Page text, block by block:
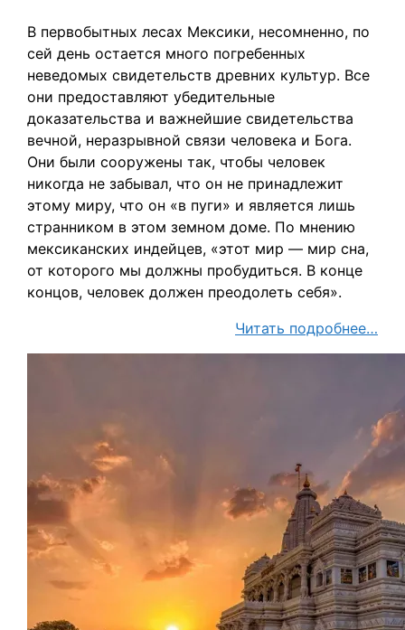
В первобытных лесах Мексики, несомненно, по
сей день остается много погребенных
неведомых свидетельств древних культур. Все
они предоставляют убедительные
доказательства и важнейшие свидетельства
вечной, неразрывной связи человека и Бога.
Они были сооружены так, чтобы человек
никогда не забывал, что он не принадлежит
этому миру, что он «в пуги» и является лишь
странником в этом земном доме. По мнению
мексиканских индейцев, «этот мир — мир сна,
от которого мы должны пробудиться. В конце
концов, человек должен преодолеть себя».
Читать подробнее…